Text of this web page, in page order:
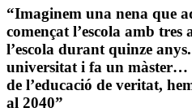
“Imaginem una nena que
començat l’escola amb
l’escola durant quinze
universitat i fa un màster…
de l’educació de veritat,
al 2040”